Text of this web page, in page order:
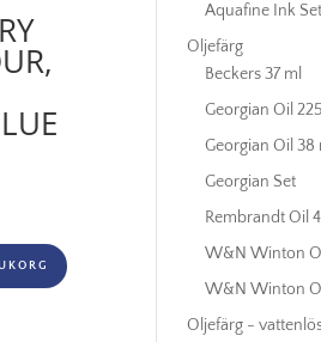
Aquafine Ink Set
Oljefärg
Beckers 37 ml
Georgian Oil
Georgian Oil 38
Georgian Set
Rembrandt Oil
W&N Winton
W&N Winton
Oljefärg -